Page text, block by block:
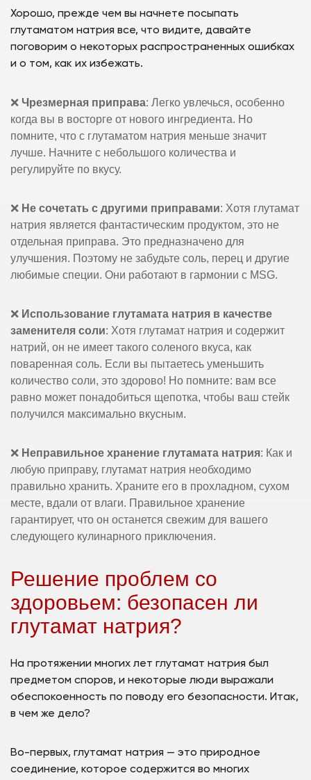
Хорошо, прежде чем вы начнете посыпать
глутаматом натрия все, что видите, давайте
поговорим о некоторых распространенных ошибках
и о том, как их избежать.
❌ Чрезмерная приправа: Легко увлечься, особенно
когда вы в восторге от нового ингредиента. Но
помните, что с глутаматом натрия меньше значит
лучше. Начните с небольшого количества и
регулируйте по вкусу.
❌ Не сочетать с другими приправами: Хотя глутамат
натрия является фантастическим продуктом, это не
отдельная приправа. Это предназначено для
улучшения. Поэтому не забудьте соль, перец и другие
любимые специи. Они работают в гармонии с MSG.
❌ Использование глутамата натрия в качестве
заменителя соли: Хотя глутамат натрия и содержит
натрий, он не имеет такого соленого вкуса, как
поваренная соль. Если вы пытаетесь уменьшить
количество соли, это здорово! Но помните: вам все
равно может понадобиться щепотка, чтобы ваш стейк
получился максимально вкусным.
❌ Неправильное хранение глутамата натрия: Как и
любую приправу, глутамат натрия необходимо
правильно хранить. Храните его в прохладном, сухом
месте, вдали от влаги. Правильное хранение
гарантирует, что он останется свежим для вашего
следующего кулинарного приключения.
Решение проблем со
здоровьем: безопасен ли
глутамат натрия?
На протяжении многих лет глутамат натрия был
предметом споров, и некоторые люди выражали
обеспокоенность по поводу его безопасности. Итак,
в чем же дело?
Во-первых, глутамат натрия — это природное
соединение, которое содержится во многих